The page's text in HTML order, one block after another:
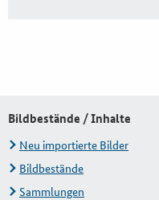
Bildbestände / Inhalte
Neu importierte Bilder
Bildbestände
Sammlungen